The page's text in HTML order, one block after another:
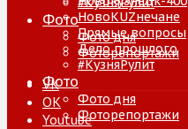
Фото
Фото дня
Фоторепортажи
VK
ОК
Youtube
НовоKUZнечане
Прямые вопросы
Дело прошлого
#КузняРулит
Фото
Фото дня
Фоторепортажи